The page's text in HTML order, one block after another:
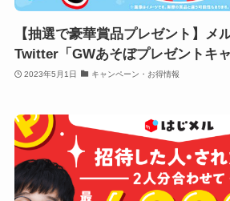
【抽選で豪華賞品プレゼント】メ
Twitter「GWあそぼプレゼントキャ
2023年5月1日 キャンペーン・お得情報